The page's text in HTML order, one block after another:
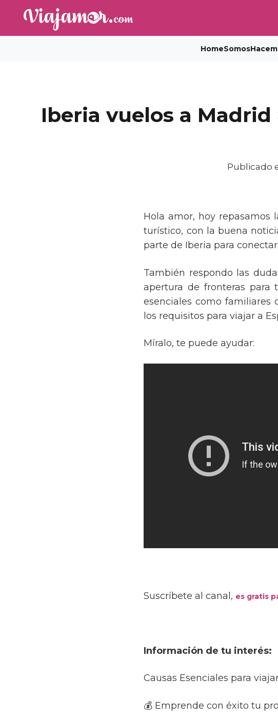
HomeSomos
Iberia vuelos a
Publicado
Hola amor, hoy repasamos
turístico, con la buena
parte de Iberia para
También respondo las
apertura de fronteras para
esenciales como familiares
los requisitos para viajar a
Míralo, te puede ayudar:
Suscríbete al canal, es gratis
Información de tu interés:
Causas Esenciales para
💰 Emprende con éxito tu